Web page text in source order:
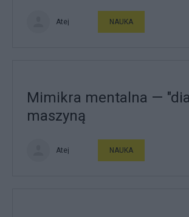
Atej NAUKA
Mimikra mentalna —
maszyną
Atej NAUKA